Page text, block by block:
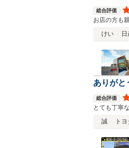
総合評価
お店の方も
けい
ありがと
総合評価
誠
ト